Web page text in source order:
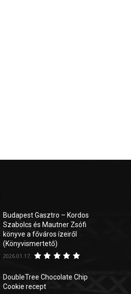
Budapest Gasztro – Kordos
Szabolcs és Mautner Zsófi
könyve a főváros ízeiről
(Könyvismertető)
2026.01.17.
DoubleTree Chocolate Chip
Cookie recept